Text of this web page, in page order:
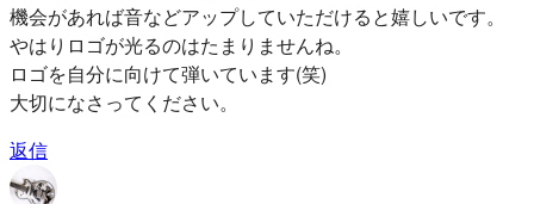
機会があれば音などアップしていただけると嬉しいです。
やはりロゴが光るのはたまりませんね。
ロゴを自分に向けて弾いています(笑)
大切になさってください。
返信